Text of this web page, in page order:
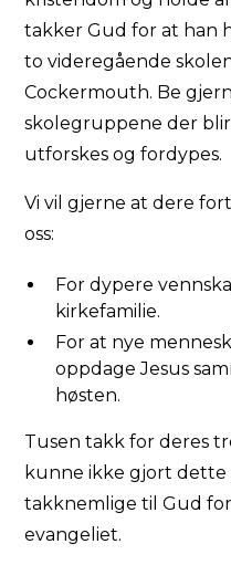
takker Gud for at han
to videregående
Cockermouth. Be
skolegruppene der
utforskes og fordypes.
Vi vil gjerne at dere
oss:
For dypere
kirkefamilie.
For at nye
oppdage Jesus
høsten.
Tusen takk for deres
kunne ikke gjort dette
takknemlige til Gud
evangeliet.